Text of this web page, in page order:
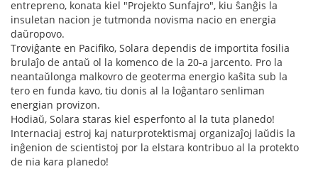
entrepreno, konata kiel "Projekto Sunfajro", kiu ŝanĝis la
insuletan nacion je tutmonda novisma nacio en energia
daŭropovo.
Troviĝante en Pacifiko, Solara dependis de importita fosilia
brulaĵo de antaŭ ol la komenco de la 20-a jarcento. Pro la
neantaŭlonga malkovro de geoterma energio kaŝita sub la
tero en funda kavo, tiu donis al la loĝantaro senliman
energian provizon.
Hodiaŭ, Solara staras kiel esperfonto al la tuta planedo!
Internaciaj estroj kaj naturprotektismaj organizaĵoj laŭdis la
inĝenion de scientistoj por la elstara kontribuo al la protekto
de nia kara planedo!